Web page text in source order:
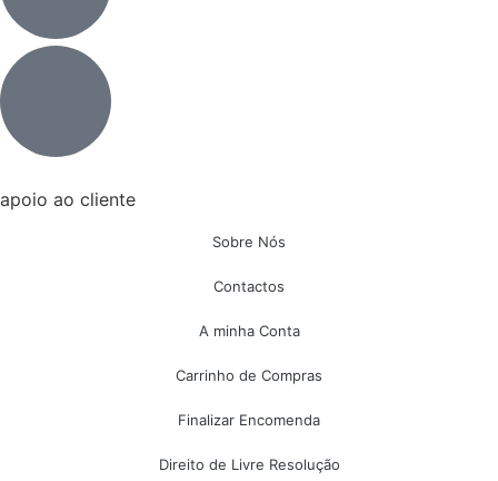
apoio ao cliente
Sobre Nós
Contactos
A minha Conta
Carrinho de Compras
Finalizar Encomenda
Direito de Livre Resolução